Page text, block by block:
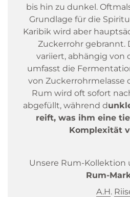
bis hin zu dunkel.
Grundlage für die
Karibik wird aber
Zuckerrohr gebrannt.
variiert, abhängig von
umfasst die
von Zuckerrohrmelasse
Rum wird oft sofort
abgefüllt, während d
reift, was ihm eine
Komplexität
Unsere Rum-Kollektion
Rum-
A.H.